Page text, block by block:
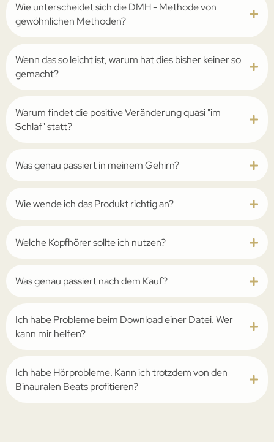
Wie unterscheidet sich die ­DMH - Methode von
gewöhnlichen Methoden?
Wenn das so leicht ist, warum hat dies bisher keiner so
gemacht?
Warum findet die positive Veränderung quasi "im
Schlaf" statt?
Was genau passiert in meinem Gehirn?
Wie wende ich das Produkt richtig an?
Welche Kopfhörer sollte ich nutzen?
Was genau passiert nach dem Kauf?
Ich habe Probleme beim Download einer Datei. Wer
kann mir helfen?
Ich habe Hörprobleme. Kann ich trotzdem von den
Binauralen Beats profitieren?